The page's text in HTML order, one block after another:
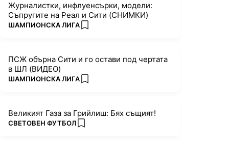
Журналистки, инфлуенсърки, модели:
Съпругите на Реал и Сити (СНИМКИ)
ПОВЕЧЕ ОТ
ШАМПИОНСКА ЛИГА add favorites
ПСЖ обърна Сити и го остави под чертата
в ШЛ (ВИДЕО)
ПОВЕЧЕ ОТ
ШАМПИОНСКА ЛИГА add favorites
Великият Газа за Грийлиш: Бях същият!
ПОВЕЧЕ ОТ
СВЕТОВЕН ФУТБОЛ add favorites